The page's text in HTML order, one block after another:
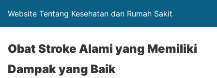
Website Tentang Kesehatan dan Rumah Sakit
Obat Stroke Alami yang Memiliki
Dampak yang Baik